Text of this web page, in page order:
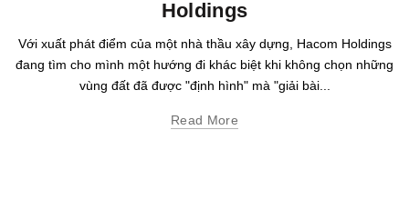
Holdings
Với xuất phát điểm của một nhà thầu xây dựng, Hacom Holdings
đang tìm cho mình một hướng đi khác biệt khi không chọn những
vùng đất đã được "định hình" mà "giải bài...
Read More